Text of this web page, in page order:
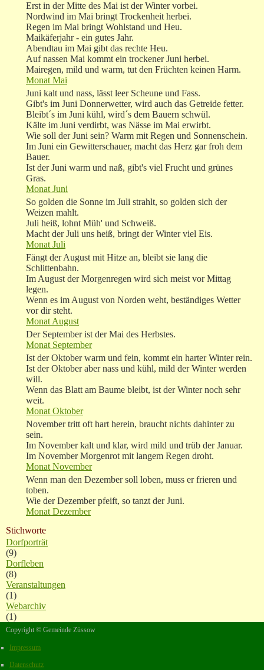
Erst in der Mitte des Mai ist der Winter vorbei.
Nordwind im Mai bringt Trockenheit herbei.
Regen im Mai bringt Wohlstand und Heu.
Maikäferjahr - ein gutes Jahr.
Abendtau im Mai gibt das rechte Heu.
Auf nassen Mai kommt ein trockener Juni herbei.
Mairegen, mild und warm, tut den Früchten keinen Harm.
Monat Mai
Juni kalt und nass, lässt leer Scheune und Fass.
Gibt's im Juni Donnerwetter, wird auch das Getreide fetter.
Bleibt´s im Juni kühl, wird´s dem Bauern schwül.
Kälte im Juni verdirbt, was Nässe im Mai erwirbt.
Wie soll der Juni sein? Warm mit Regen und Sonnenschein.
Im Juni ein Gewitterschauer, macht das Herz gar froh dem
Bauer.
Ist der Juni warm und naß, gibt's viel Frucht und grünes
Gras.
Monat Juni
So golden die Sonne im Juli strahlt, so golden sich der
Weizen mahlt.
Juli heiß, lohnt Müh' und Schweiß.
Macht der Juli uns heiß, bringt der Winter viel Eis.
Monat Juli
Fängt der August mit Hitze an, bleibt sie lang die
Schlittenbahn.
Im August der Morgenregen wird sich meist vor Mittag
legen.
Wenn es im August von Norden weht, beständiges Wetter
vor dir steht.
Monat August
Der September ist der Mai des Herbstes.
Monat September
Ist der Oktober warm und fein, kommt ein harter Winter rein.
Ist der Oktober aber nass und kühl, mild der Winter werden
will.
Wenn das Blatt am Baume bleibt, ist der Winter noch sehr
weit.
Monat Oktober
November tritt oft hart herein, braucht nichts dahinter zu
sein.
Im November kalt und klar, wird mild und trüb der Januar.
Im November Morgenrot mit langem Regen droht.
Monat November
Wenn man den Dezember soll loben, muss er frieren und
toben.
Wie der Dezember pfeift, so tanzt der Juni.
Monat Dezember
Stichworte
Dorfporträt
(9)
Dorfleben
(8)
Veranstaltungen
(1)
Webarchiv
(1)
Copyright © Gemeinde Züssow
Impressum
Datenschutz